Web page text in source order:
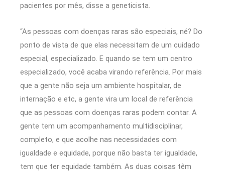
pacientes por mês, disse a geneticista.
“As pessoas com doenças raras são especiais, né? Do
ponto de vista de que elas necessitam de um cuidado
especial, especializado. E quando se tem um centro
especializado, você acaba virando referência. Por mais
que a gente não seja um ambiente hospitalar, de
internação e etc, a gente vira um local de referência
que as pessoas com doenças raras podem contar. A
gente tem um acompanhamento multidisciplinar,
completo, e que acolhe nas necessidades com
igualdade e equidade, porque não basta ter igualdade,
tem que ter equidade também. As duas coisas têm